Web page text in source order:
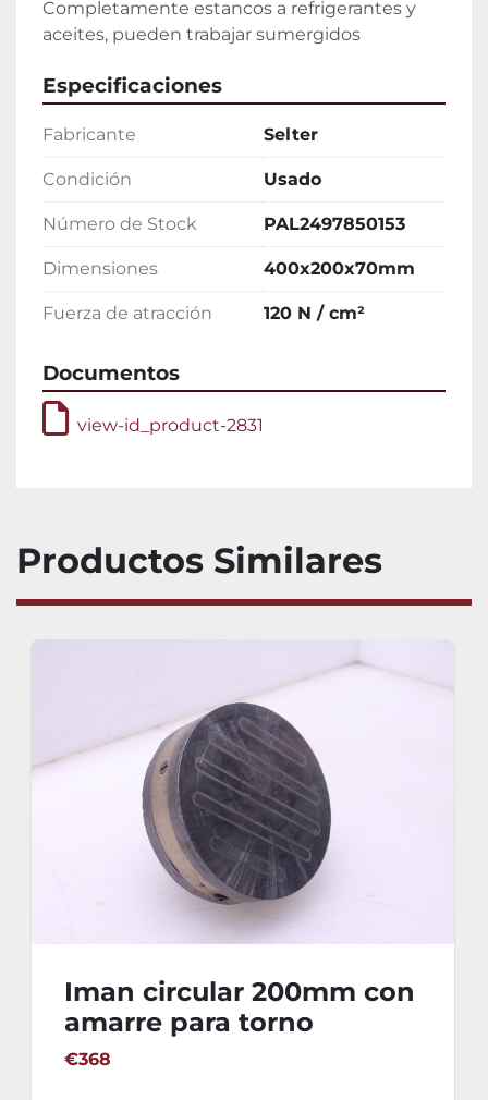
Completamente estancos a refrigerantes y
aceites, pueden trabajar sumergidos
Especificaciones
Fabricante Selter
Condición Usado
Número de Stock PAL2497850153
Dimensiones 400x200x70mm
Fuerza de atracción 120 N / cm²
Documentos
view-id_product-2831
Productos Similares
Iman circular 200mm con
amarre para torno
€368